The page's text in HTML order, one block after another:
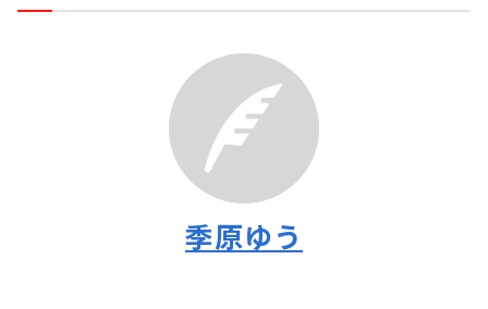
季原ゆう